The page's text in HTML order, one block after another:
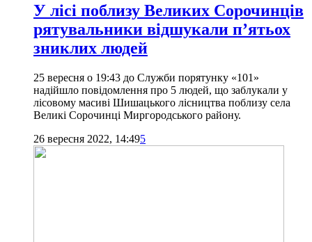
У лісі поблизу Великих Сорочинців
рятувальники відшукали п’ятьох
зниклих людей
25 вересня о 19:43 до Служби порятунку «101»
надійшло повідомлення про 5 людей, що заблукали у
лісовому масиві Шишацького лісництва поблизу села
Великі Сорочинці Миргородського району.
26 вересня 2022, 14:495